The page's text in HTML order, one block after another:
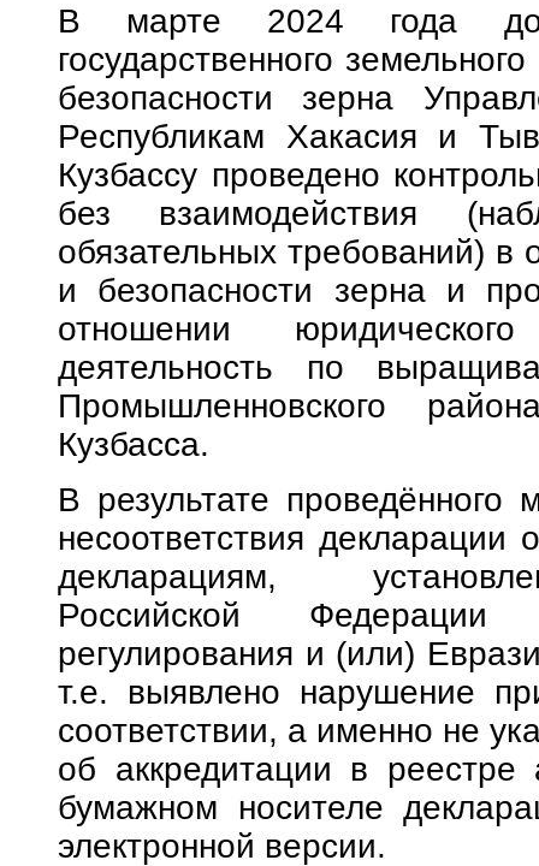
В марте 2024 года
государственного
безопасности зерна
Республикам Хакасия и
Кузбассу проведено
без взаимодействия
обязательных требований) в
и безопасности зерна и
отношении
деятельность по
Промышленновского
Кузбасса.
В результате проведённого
несоответствия декларации
декларациям,
Российской
регулирования и (или)
т.е. выявлено нарушение
соответствии, а именно не
об аккредитации в реестре
бумажном носителе
электронной версии.